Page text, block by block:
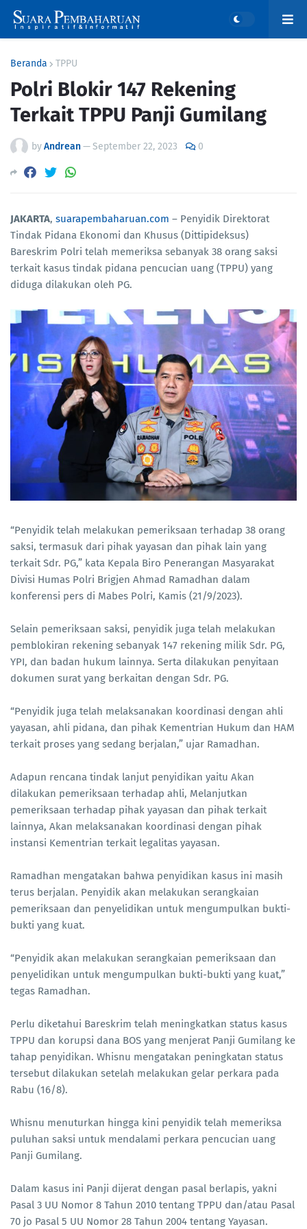
Beranda TPPU
Polri Blokir 147 Rekening
Terkait TPPU Panji Gumilang
byAndrean—September 22, 2023 0
JAKARTA, suarapembaharuan.com – Penyidik Direktorat
Tindak Pidana Ekonomi dan Khusus (Dittipideksus)
Bareskrim Polri telah memeriksa sebanyak 38 orang saksi
terkait kasus tindak pidana pencucian uang (TPPU) yang
diduga dilakukan oleh PG.
“Penyidik telah melakukan pemeriksaan terhadap 38 orang
saksi, termasuk dari pihak yayasan dan pihak lain yang
terkait Sdr. PG,” kata Kepala Biro Penerangan Masyarakat
Divisi Humas Polri Brigjen Ahmad Ramadhan dalam
konferensi pers di Mabes Polri, Kamis (21/9/2023).
Selain pemeriksaan saksi, penyidik juga telah melakukan
pemblokiran rekening sebanyak 147 rekening milik Sdr. PG,
YPI, dan badan hukum lainnya. Serta dilakukan penyitaan
dokumen surat yang berkaitan dengan Sdr. PG.
“Penyidik juga telah melaksanakan koordinasi dengan ahli
yayasan, ahli pidana, dan pihak Kementrian Hukum dan HAM
terkait proses yang sedang berjalan,” ujar Ramadhan.
Adapun rencana tindak lanjut penyidikan yaitu Akan
dilakukan pemeriksaan terhadap ahli, Melanjutkan
pemeriksaan terhadap pihak yayasan dan pihak terkait
lainnya, Akan melaksanakan koordinasi dengan pihak
instansi Kementrian terkait legalitas yayasan.
Ramadhan mengatakan bahwa penyidikan kasus ini masih
terus berjalan. Penyidik akan melakukan serangkaian
pemeriksaan dan penyelidikan untuk mengumpulkan bukti-
bukti yang kuat.
“Penyidik akan melakukan serangkaian pemeriksaan dan
penyelidikan untuk mengumpulkan bukti-bukti yang kuat,”
tegas Ramadhan.
Perlu diketahui Bareskrim telah meningkatkan status kasus
TPPU dan korupsi dana BOS yang menjerat Panji Gumilang ke
tahap penyidikan. Whisnu mengatakan peningkatan status
tersebut dilakukan setelah melakukan gelar perkara pada
Rabu (16/8).
Whisnu menuturkan hingga kini penyidik telah memeriksa
puluhan saksi untuk mendalami perkara pencucian uang
Panji Gumilang.
Dalam kasus ini Panji dijerat dengan pasal berlapis, yakni
Pasal 3 UU Nomor 8 Tahun 2010 tentang TPPU dan/atau Pasal
70 jo Pasal 5 UU Nomor 28 Tahun 2004 tentang Yayasan.